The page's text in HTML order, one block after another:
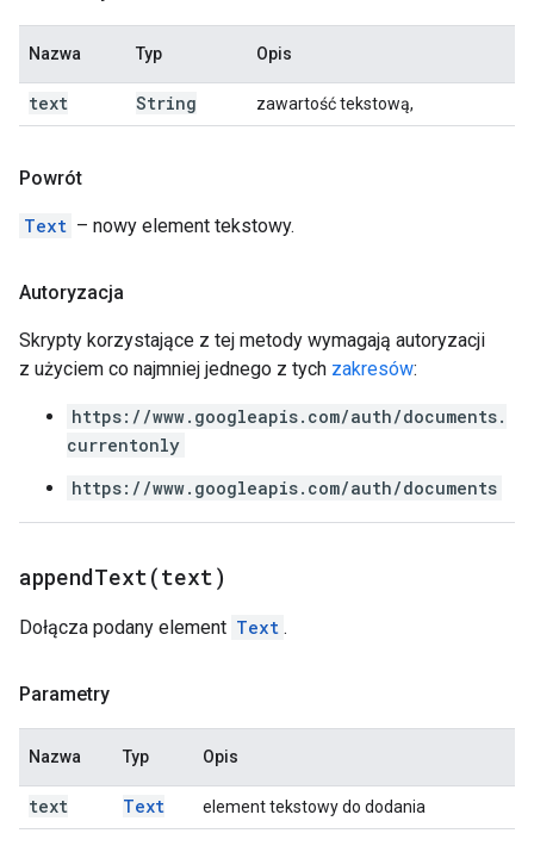
Nazwa Typ Opis
text String zawartość tekstową,
Powrót
Text – nowy element tekstowy.
Autoryzacja
Skrypty korzystające z tej metody wymagają autoryzacji
z użyciem co najmniej jednego z tych zakresów:
https://www.googleapis.com/auth/documents.
currentonly
https://www.googleapis.com/auth/documents
appendText(text)
Dołącza podany element Text .
Parametry
Nazwa Typ Opis
text Text element tekstowy do dodania